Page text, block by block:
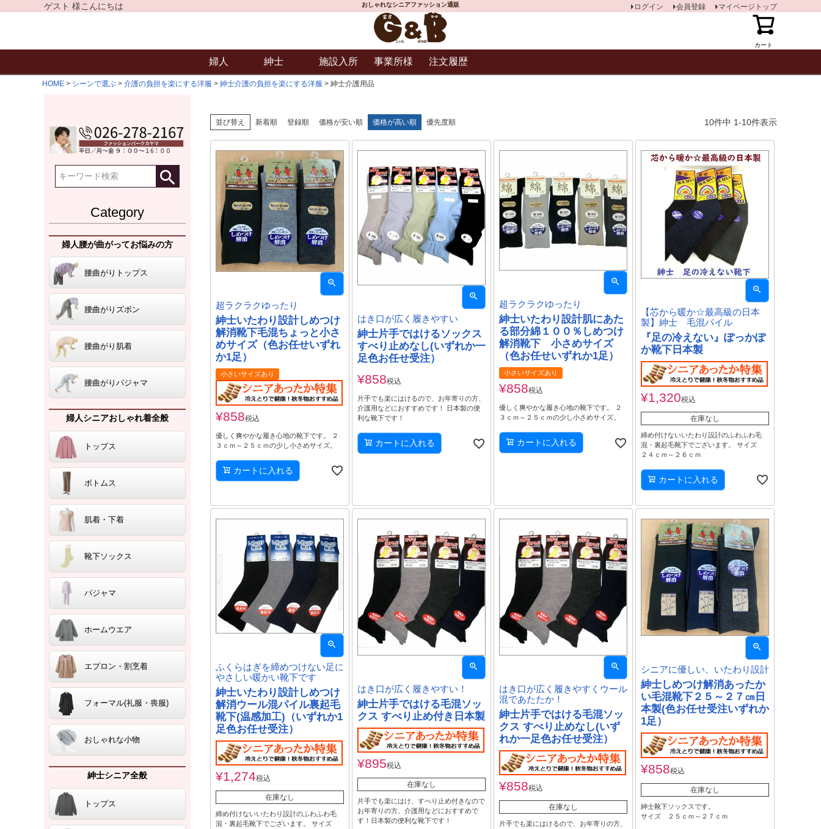
ゲスト 様こんにちは おしゃれなシニアファッション通販
カート
ログイン 会員登録 マイページトップ
婦人 紳士 施設入所 事業所様 注文履歴
HOME シーンで選ぶ 介護の負担を楽にする洋服 紳士介護の負担を楽にする洋服 紳士介護用品
Category
婦人腰が曲がってお悩みの方
腰曲がりトップス
腰曲がりズボン
腰曲がり肌着
腰曲がりパジャマ
婦人シニアおしゃれ着全般
トップス
ボトムス
肌着・下着
靴下ソックス
パジャマ
ホームウエア
エプロン・割烹着
フォーマル(礼服・喪服)
おしゃれな小物
紳士シニア全般
トップス
並び替え 新着順 登録順 価格が安い順 価格が高い順 優先度順 10件中 1-10件表示
超ラクラクゆったり
紳士いたわり設計しめつけ
解消靴下毛混ちょっと小さ
めサイズ（色お任せいずれ
か1足）
小さいサイズあり
¥858税込
優しく爽やかな履き心地の靴下です。 ２
３ｃｍ～２５ｃｍの少し小さめサイズ。
カートに入れる
はき口が広く履きやすい
紳士片手ではけるソックス
すべり止めなし(いずれか一
足色お任せ受注）
¥858税込
片手でも楽にはけるので、お年寄りの方、
介護用などにおすすめです！ 日本製の便
利な靴下です！
カートに入れる
超ラクラクゆったり
紳士いたわり設計肌にあた
る部分綿１００％しめつけ
解消靴下 小さめサイズ
（色お任せいずれか1足）
小さいサイズあり
¥858税込
優しく爽やかな履き心地の靴下です。 ２
３ｃｍ～２５ｃｍの少し小さめサイズ。
カートに入れる
【芯から暖か☆最高級の日本
製】紳士 毛混パイル
『足の冷えない』ぽっかぽ
か靴下日本製
¥1,320税込
在庫なし
締め付けないいたわり設計のふわふわ毛
混・裏起毛靴下でございます。 サイズ
２４ｃｍ～２６ｃｍ
カートに入れる
ふくらはぎを締めつけない足に
やさしい暖かい靴下です
紳士いたわり設計しめつけ
解消ウール混パイル裏起毛
靴下(温感加工)（いずれか1
足色お任せ受注）
¥1,274税込
在庫なし
締め付けないいたわり設計のふわふわ毛
混・裏起毛靴下でございます。 サイズ
はき口が広く履きやすい！
紳士片手ではける毛混ソッ
クス すべり止め付き日本製
¥895税込
在庫なし
片手でも楽にはけ、すべり止め付きなので
お年寄りの方、介護用などにおすすめで
す！日本製の便利な靴下です！
はき口が広く履きやすくウール
混であたたか！
紳士片手ではける毛混ソッ
クス すべり止めなし(いず
れか一足色お任せ受注）
¥858税込
在庫なし
片手でも楽にはけるので、お年寄りの方、
シニアに優しい、いたわり設計
紳士しめつけ解消あったか
い毛混靴下２５～２７㎝日
本製(色お任せ受注いずれか
1足）
¥858税込
在庫なし
紳士靴下ソックスです。
サイズ ２５ｃｍ～２７ｃｍ